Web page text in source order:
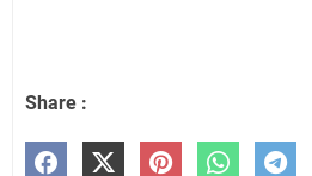
Share :